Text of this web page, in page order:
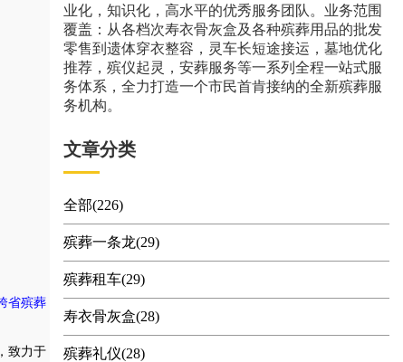
省殡葬
，致力于
业化，知识化，高水平的优秀服务团队。业务范围
覆盖：从各档次寿衣骨灰盒及各种殡葬用品的批发
零售到遗体穿衣整容，灵车长短途接运，墓地优化
推荐，殡仪起灵，安葬服务等一系列全程一站式服
务体系，全力打造一个市民首肯接纳的全新殡葬服
务机构。
文章分类
全部(226)
殡葬一条龙(29)
殡葬租车(29)
寿衣骨灰盒(28)
殡葬礼仪(28)